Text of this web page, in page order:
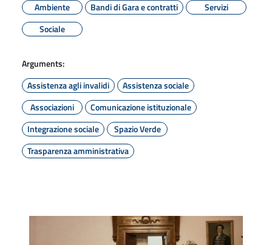
Ambiente
Bandi di Gara e contratti
Servizi
Sociale
Arguments:
Assistenza agli invalidi
Assistenza sociale
Associazioni
Comunicazione istituzionale
Integrazione sociale
Spazio Verde
Trasparenza amministrativa